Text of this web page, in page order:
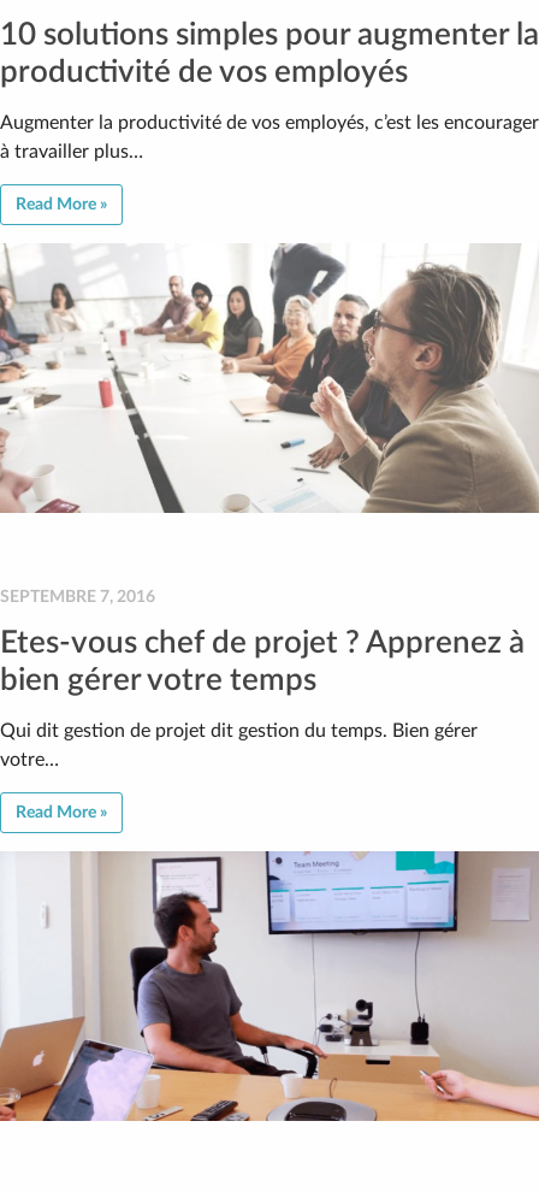
10 solutions simples pour augmenter la
productivité de vos employés
Augmenter la productivité de vos employés, c’est les encourager
à travailler plus…
Read More »
SEPTEMBRE 7, 2016
Etes-vous chef de projet ? Apprenez à
bien gérer votre temps
Qui dit gestion de projet dit gestion du temps. Bien gérer
votre…
Read More »